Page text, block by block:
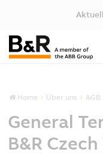
Home Über uns AGB
General
B&R